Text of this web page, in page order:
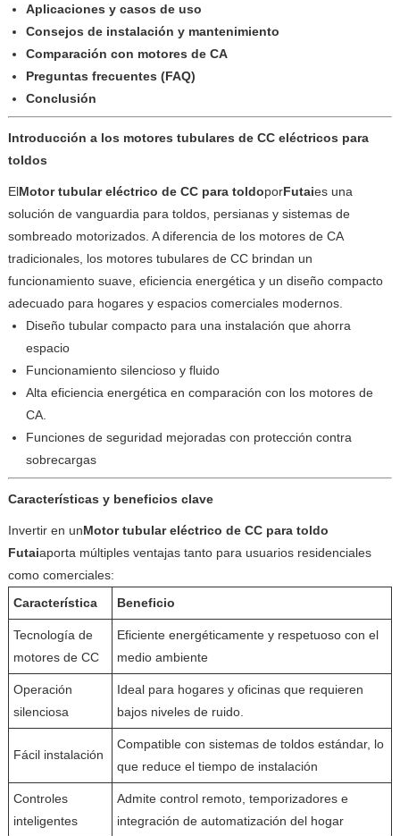
Aplicaciones y casos de uso
Consejos de instalación y mantenimiento
Comparación con motores de CA
Preguntas frecuentes (FAQ)
Conclusión
Introducción a los motores tubulares de CC eléctricos para
toldos
ElMotor tubular eléctrico de CC para toldoporFutaies una
solución de vanguardia para toldos, persianas y sistemas de
sombreado motorizados. A diferencia de los motores de CA
tradicionales, los motores tubulares de CC brindan un
funcionamiento suave, eficiencia energética y un diseño compacto
adecuado para hogares y espacios comerciales modernos.
Diseño tubular compacto para una instalación que ahorra
espacio
Funcionamiento silencioso y fluido
Alta eficiencia energética en comparación con los motores de
CA.
Funciones de seguridad mejoradas con protección contra
sobrecargas
Características y beneficios clave
Invertir en unMotor tubular eléctrico de CC para toldo
Futaiaporta múltiples ventajas tanto para usuarios residenciales
como comerciales:
Característica
Beneficio
Tecnología de
motores de CC
Eficiente energéticamente y respetuoso con el
medio ambiente
Operación
silenciosa
Ideal para hogares y oficinas que requieren
bajos niveles de ruido.
Fácil instalación
Compatible con sistemas de toldos estándar, lo
que reduce el tiempo de instalación
Controles
inteligentes
Admite control remoto, temporizadores e
integración de automatización del hogar